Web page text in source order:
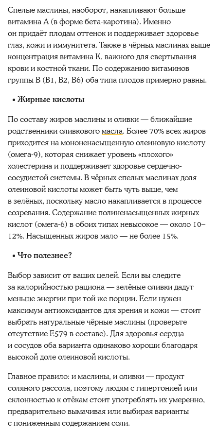
Спелые маслины, наоборот, накапливают больше
витамина А (в форме бета-каротина). Именно
он придаёт плодам оттенок и поддерживает здоровье
глаз, кожи и иммунитета. Также в чёрных маслинах выше
концентрация витамина К, важного для свертывания
крови и костной ткани. По содержанию витаминов
группы B (B1, B2, B6) оба типа плодов примерно равны.
Жирные кислоты
По составу жиров маслины и оливки — ближайшие
родственники оливковогомасла. Более 70% всех жиров
приходится на мононенасыщенную олеиновую кислоту
(омега-9), которая снижает уровень «плохого»
холестерина и поддерживает здоровье сердечно-
сосудистой системы. В чёрных спелых маслинах доля
олеиновой кислоты может быть чуть выше, чем
в зелёных, поскольку масло накапливается в процессе
созревания. Содержание полиненасыщенных жирных
кислот (омега-6) в обоих типах невысокое — около 10–
12%. Насыщенных жиров мало — не более 15%.
Что полезнее?
Выбор зависит от ваших целей. Если вы следите
за калорийностью рациона — зелёные оливки дадут
меньше энергии при той же порции. Если нужен
максимум антиоксидантов для зрения и кожи — стоит
выбрать натуральные чёрные маслины (проверьте
отсутствие E579 в составе). Для здоровья сердца
и сосудов оба варианта одинаково хороши благодаря
высокой доле олеиновой кислоты.
Главное правило: и маслины, и оливки — продукт
соляного рассола, поэтому людям с гипертонией или
склонностью к отёкам стоит употреблять их умеренно,
предварительно вымачивая или выбирая варианты
с пониженным содержанием соли.